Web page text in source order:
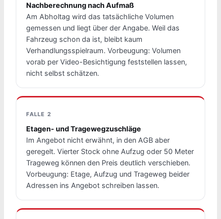
Nachberechnung nach Aufmaß
Am Abholtag wird das tatsächliche Volumen
gemessen und liegt über der Angabe. Weil das
Fahrzeug schon da ist, bleibt kaum
Verhandlungsspielraum. Vorbeugung: Volumen
vorab per Video-Besichtigung feststellen lassen,
nicht selbst schätzen.
FALLE 2
Etagen- und Tragewegzuschläge
Im Angebot nicht erwähnt, in den AGB aber
geregelt. Vierter Stock ohne Aufzug oder 50 Meter
Trageweg können den Preis deutlich verschieben.
Vorbeugung: Etage, Aufzug und Trageweg beider
Adressen ins Angebot schreiben lassen.